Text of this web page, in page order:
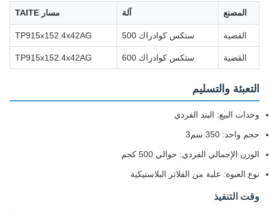
المصنع آلة مسار TAITE
القضية ستكس كوادراك 500 TP915x152.4x42AG
القضية ستكس كوادراك 600 TP915x152.4x42AG
التعبئة والتسليم
وحدات البيع: البند الفردي
حجم واحد: 350 سم3
الوزن الإجمالي الفردي: حوالي 500 كجم
نوع العبوة: علبة من الفلاتر البلاستيكية
وقت التنفيذ